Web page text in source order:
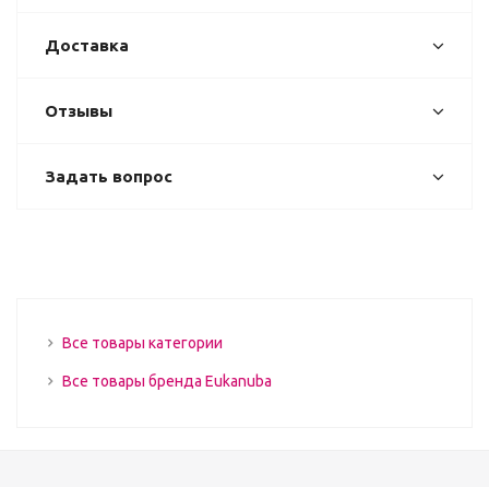
Доставка
Отзывы
Задать вопрос
Все товары категории
Все товары бренда Eukanuba